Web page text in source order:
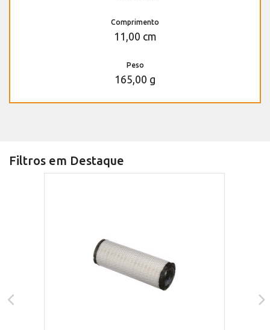
Comprimento
11,00 cm
Peso
165,00 g
Filtros em Destaque